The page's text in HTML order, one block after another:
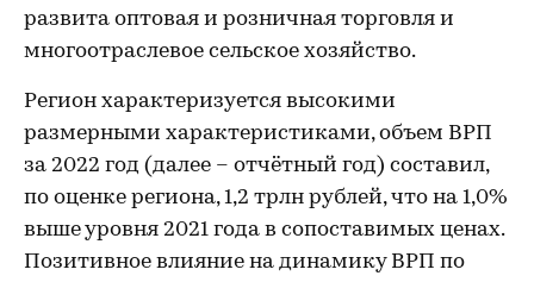
развита оптовая и розничная торговля и
многоотраслевое сельское хозяйство.
Регион характеризуется высокими
размерными характеристиками, объем ВРП
за 2022 год (далее – отчётный год) составил,
по оценке региона, 1,2 трлн рублей, что на 1,0%
выше уровня 2021 года в сопоставимых ценах.
Позитивное влияние на динамику ВРП по